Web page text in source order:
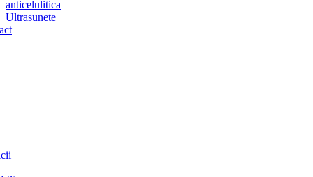
anticelulitica
Ultrasunete